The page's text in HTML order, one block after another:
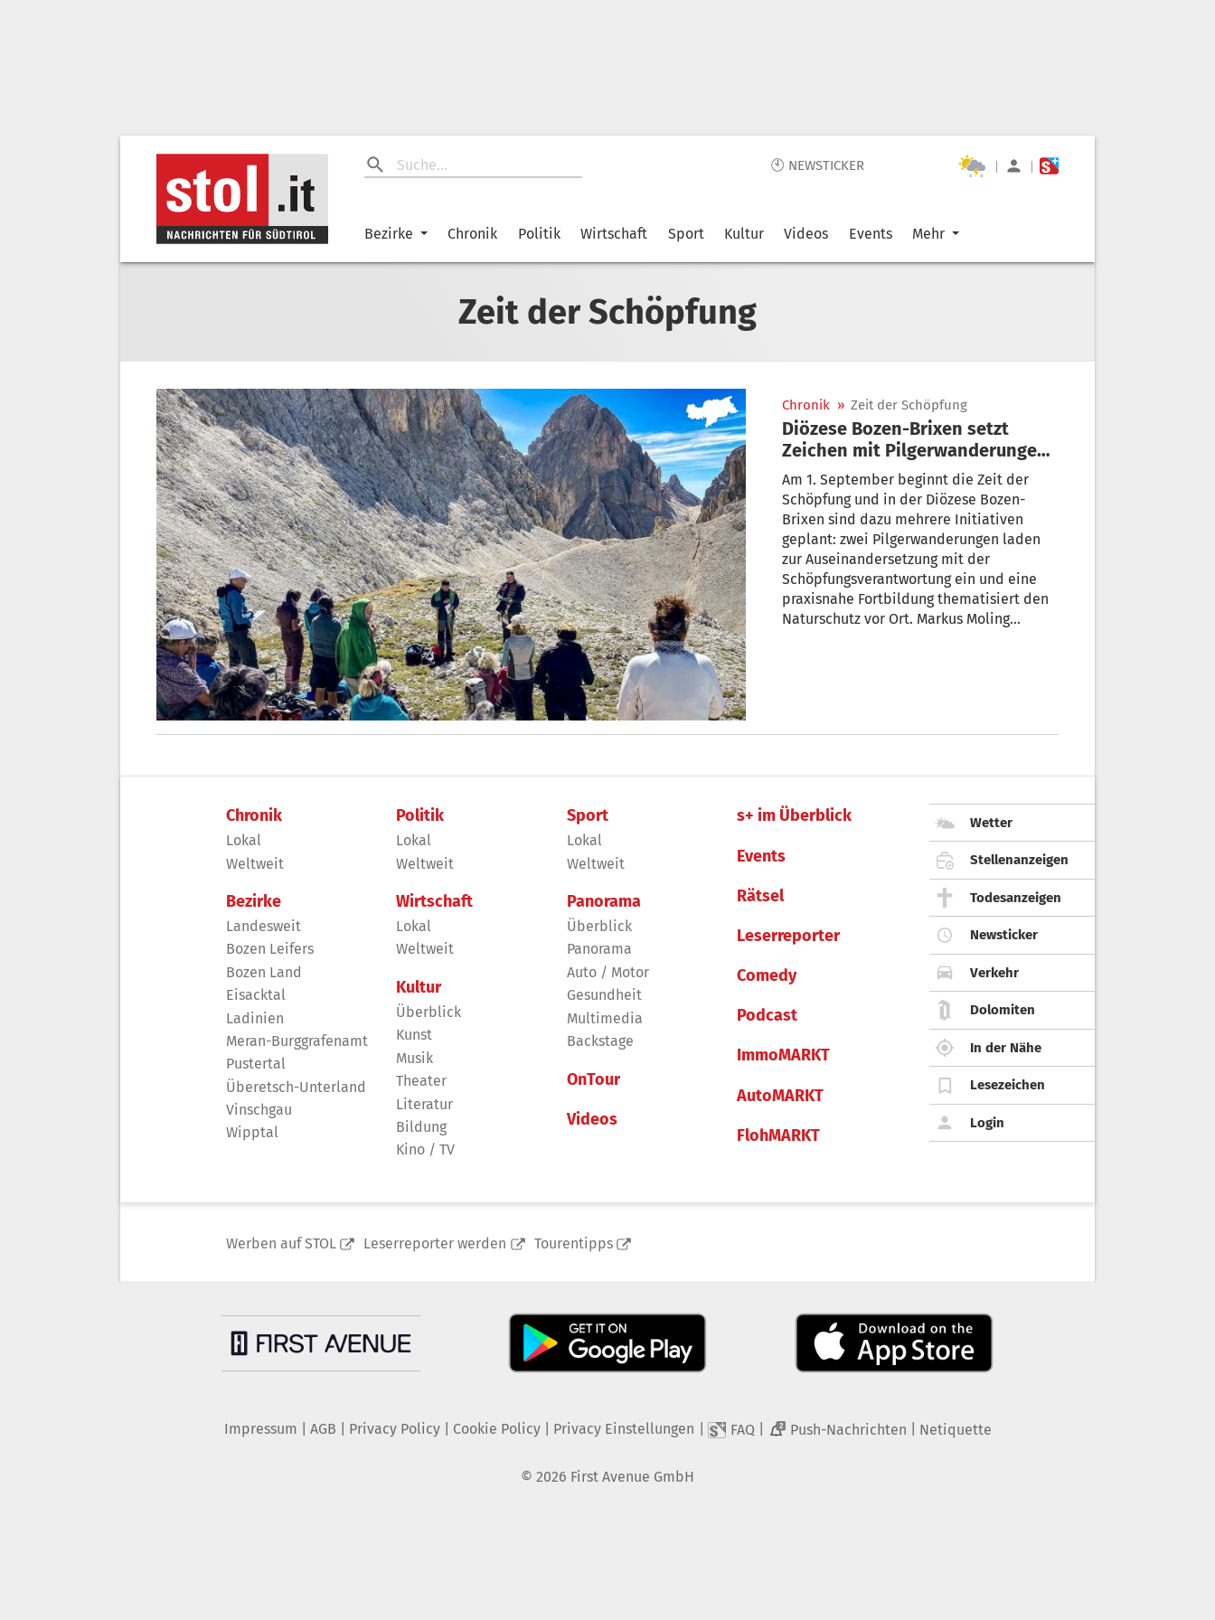
🕙 NEWSTICKER | |
Bezirke Chronik Politik Wirtschaft Sport Kultur Videos Events Mehr
Zeit der Schöpfung
Chronik » Zeit der Schöpfung
Diözese Bozen-Brixen setzt
Zeichen mit Pilgerwanderungen
- Neuer Institutsleiter
Am 1. September beginnt die Zeit der
Schöpfung und in der Diözese Bozen-
Brixen sind dazu mehrere Initiativen
geplant: zwei Pilgerwanderungen laden
zur Auseinandersetzung mit der
Schöpfungsverantwortung ein und eine
praxisnahe Fortbildung thematisiert den
Naturschutz vor Ort. Markus Moling
Chronik
Lokal
Weltweit
Bezirke
Landesweit
Bozen Leifers
Bozen Land
Eisacktal
Ladinien
Meran-Burggrafenamt
Pustertal
Überetsch-Unterland
Vinschgau
Wipptal
Politik
Lokal
Weltweit
Wirtschaft
Lokal
Weltweit
Kultur
Überblick
Kunst
Musik
Theater
Literatur
Bildung
Kino / TV
Sport
Lokal
Weltweit
Panorama
Überblick
Panorama
Auto / Motor
Gesundheit
Multimedia
Backstage
OnTour
Videos
s+ im Überblick
Events
Rätsel
Leserreporter
Comedy
Podcast
ImmoMARKT
AutoMARKT
FlohMARKT
Wetter
Stellenanzeigen
Todesanzeigen
Newsticker
Verkehr
Dolomiten
In der Nähe
Lesezeichen
Login
Werben auf STOL Leserreporter werden Tourentipps
Impressum AGB Privacy Policy| Cookie Policy| Privacy Einstellungen FAQ 2 Push-Nachrichten Netiquette
© 2026 First Avenue GmbH